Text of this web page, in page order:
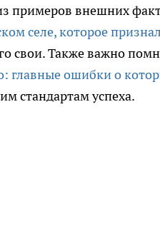
примеров внешних
селе, которое
свои. Также важно
главные ошибки о
стандартам успеха.